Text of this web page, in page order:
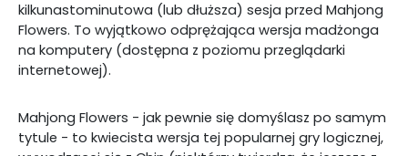
kilkunastominutowa (lub dłuższa) sesja przed Mahjong
Flowers. To wyjątkowo odprężająca wersja madżonga
na komputery (dostępna z poziomu przeglądarki
internetowej).
Mahjong Flowers - jak pewnie się domyślasz po samym
tytule - to kwiecista wersja tej popularnej gry logicznej,